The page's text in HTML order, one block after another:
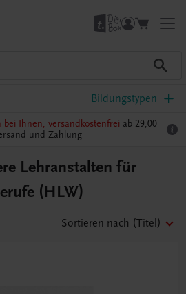
Bildungstypen
bei Ihnen, versandkostenfrei ab 29,00
und Zahlung
Lehranstalten für
(HLW)
Sortieren nach (Titel)